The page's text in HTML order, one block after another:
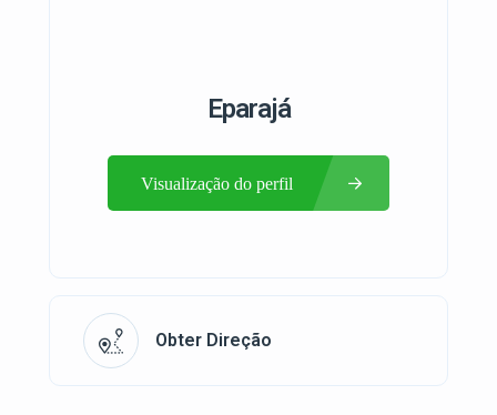
Eparajá
Visualização do perfil
Obter Direção